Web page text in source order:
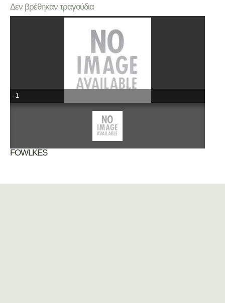
Δεν βρέθηκαν τραγούδια
-1
FOWLKES